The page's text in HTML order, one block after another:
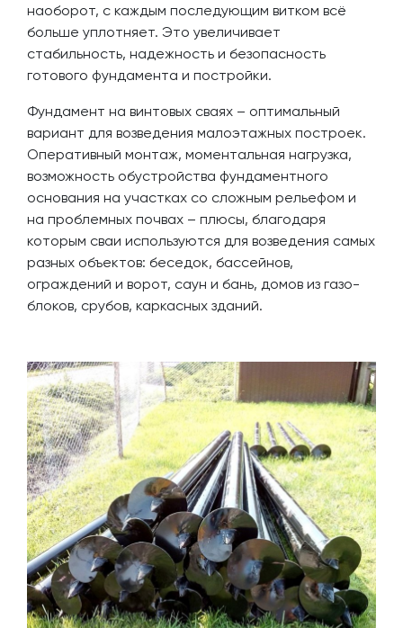
наоборот, с каждым последующим витком всё
больше уплотняет. Это увеличивает
стабильность, надежность и безопасность
готового фундамента и постройки.
Фундамент на винтовых сваях – оптимальный
вариант для возведения малоэтажных построек.
Оперативный монтаж, моментальная нагрузка,
возможность обустройства фундаментного
основания на участках со сложным рельефом и
на проблемных почвах – плюсы, благодаря
которым сваи используются для возведения самых
разных объектов: беседок, бассейнов,
ограждений и ворот, саун и бань, домов из газо-
блоков, срубов, каркасных зданий.